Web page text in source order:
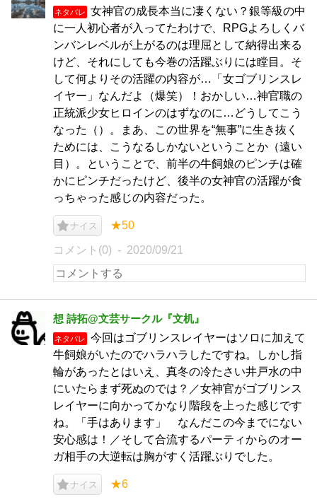
ネタバレ
女神官の成長本当に凄くない？銀等級の中
に一人初心者が入ってたわけで、RPGよろしくバ
ンバンレベルが上がるのは理屈として納得出来る
けど、それにしても今巻の活躍ぶりには瞠目。そ
して何よりその活躍の内容が…「女ゴブリンスレ
イヤー」なんだよ（爆笑）！おかしい…神官職の
正統派少女ヒロインのはずなのに…どうしてこう
なった（）。まあ、この世界を“無事”に生き抜く
ためには、こうなるしかないということか（遠い
目）。ということで、前半の牛飼娘のピンチは確
かにピンチだったけど、後半の女神官の活躍が食
っちゃった感じの内容だった。
ナイス ★50
コメント(0) 2020/09/21
想 詩拓@文芸サークル『文机』
ネタバレ
今回はゴブリンスレイヤーはソロに加えて
牛飼娘がいたのでハラハラしたですね。しかし指
輪があったとはいえ、真冬の冷たさい井戸水の中
にいたらまず死ぬのでは？／女神官がゴブリンス
レイヤーに向かってかなり階段を上った感じです
ね。「手はあります」 なんだこの今までにない
安心感は！／そして合流するパーティからのオー
ガ相手の大逆転は胸がすく活躍ぶりでした。
ナイス ★6